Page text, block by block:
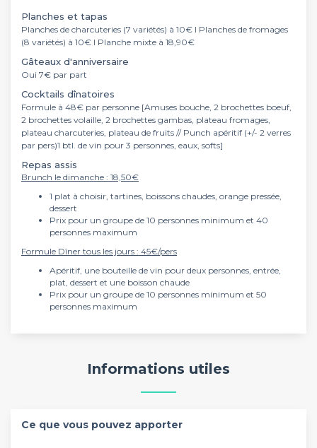
Planches et tapas
Planches de charcuteries (7 variétés) à 10€ I Planches de fromages
(8 variétés) à 10€ I Planche mixte à 18,90€
Gâteaux d'anniversaire
Oui 7€ par part
Cocktails dînatoires
Formule à 48€ par personne [Amuses bouche, 2 brochettes boeuf,
2 brochettes volaille, 2 brochettes gambas, plateau fromages,
plateau charcuteries, plateau de fruits // Punch apéritif (+/- 2 verres
par pers)1 btl. de vin pour 3 personnes, eaux, softs]
Repas assis
Brunch le dimanche : 18,50€
1 plat à choisir, tartines, boissons chaudes, orange pressée,
dessert
Prix pour un groupe de 10 personnes minimum et 40
personnes maximum
Formule Dîner tous les jours : 45€/pers
Apéritif, une bouteille de vin pour deux personnes, entrée,
plat, dessert et une boisson chaude
Prix pour un groupe de 10 personnes minimum et 50
personnes maximum
Informations utiles
Ce que vous pouvez apporter